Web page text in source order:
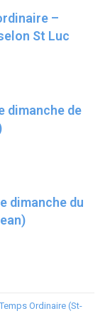
–
St Luc
dimanche de
dimanche du
Ordinaire (St-